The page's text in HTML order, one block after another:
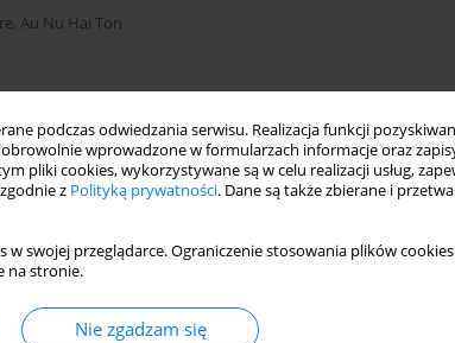
podczas odwiedzania serwisu. Realizacja funkcji
wprowadzone w formularzach informacje oraz
pliki cookies, wykorzystywane są w celu realizacji usług,
z Polityką prywatności. Dane są także zbierane i
w swojej przeglądarce. Ograniczenie stosowania plików
na stronie.
Nie zgadzam się
, Au Nu Hai Ton
of Field Cultivations